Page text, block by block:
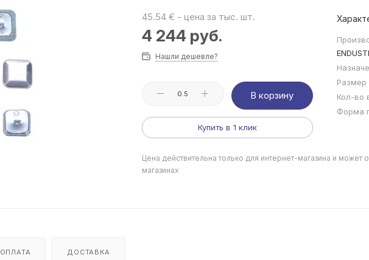
45.54 € - цена за тыс. шт.
4 244 руб.
Нашли дешевле?
В корзину
Купить в 1 клик
Кол-во
Форма
Цена действительна только для интернет-магазина и может
магазинах
ОПЛАТА ДОСТАВКА